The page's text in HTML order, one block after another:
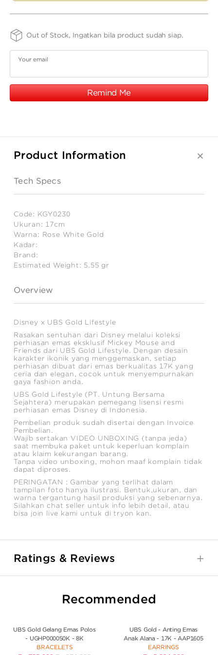
MY ACCOUNT
-
Kgy0230
-
17K
Kgy0230
17K
SIZE
-
17cm
FINISHING
-
S2WRGW
PURITY
-75
Out of Stock, Ingatkan bila product sudah siap.
Your email
Remind Me
Product Information
Tech Specs
Code: KGY0230
Ukuran: 17cm
Warna: Rose White Gold
Kadar:
Brand:
Estimated Weight: 5.55 gr
Overview
Disney x UBS Gold Lifestyle
Rasakan sentuhan dari Disney melalui koleksi
perhiasan emas eksklusif Mickey Mouse and
Friends dari UBS Gold Lifestyle. Dengan desain
karakter ikonik yang menggemaskan, setiap
perhiasan dibuat dari emas berkualitas 17K yang
ceria dan elegan, cocok untuk menyempurnakan
gaya fashion anda.
UBS Gold Lifestyle (PT. Untung Bersama
Sejahtera) merupakan pemegang lisensi resmi
perhiasan emas Disney di Indonesia.
Pembelian produk sudah disertai dengan Invoice
Pembelian.
Wajib sertakan VIDEO UNBOXING (tanpa jeda)
saat membuka paket untuk keperluan komplain
atau klaim kekurangan barang.
Tanpa video unboxing, mohon maaf komplain tidak
dapat diproses.
PERINGATAN : Gambar yang terlihat dalam
tampilan foto hanya ilustrasi. Bentuk,ukuran, dan
warna tergantung hasil produksi yang sebenarnya.
Silahkan chat seller untuk info lebih detail, atau
bisa join live kami untuk di tryon kan.
Ratings & Reviews
Recommended
UBS Gold Gelang Emas Polos
- UGHP000050K - 8K
BRACELETS
UBS Gold - Anting Emas
Anak Alana - 17K - AAP1605
EARRINGS